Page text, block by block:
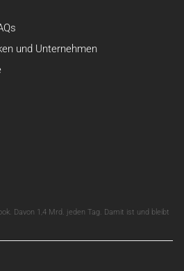
und Unternehmen
Davon 1,4 Mrd. jeden Tag. Damit ist und bleibt